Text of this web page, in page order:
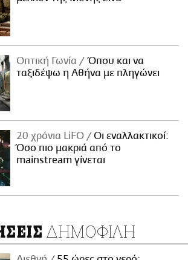
Οπτική Γωνία
Όπου και να
ταξιδέψω η Αθήνα με πληγώνει
20 χρόνια LiFO
Οι εναλλακτικοί:
Όσο πιο μακριά από το
mainstream γίνεται
ΔΗΜΟΦΙΛΗ